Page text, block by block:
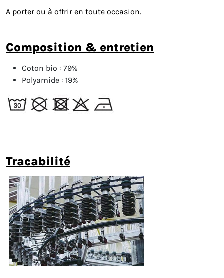
A porter ou à offrir en toute occasion.
composition & entretien
Coton bio : 79%
Polyamide : 19%
tracabilité